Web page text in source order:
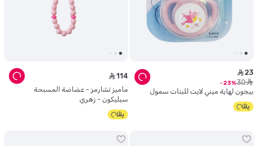
بيجون لهاية ميني لايت للبنات سمول
ê 23
ê
30
23
ماميز تشارمز - عضاضة المسبحة
سيليكون - زهري
ê 114